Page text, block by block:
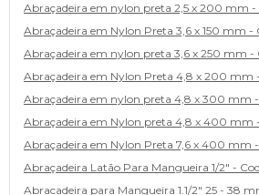
Abraçadeira em nylon preta 2,5 x 200 mm -
Abraçadeira em Nylon Preta 3,6 x 150 mm -
Abraçadeira em nylon preta 3,6 x 250 mm -
Abraçadeira em Nylon Preta 4,8 x 200 mm
Abraçadeira em nylon preta 4,8 x 300 mm -
Abraçadeira em Nylon preta 4,8 x 400 mm
Abraçadeira em Nylon Preta 7,6 x 400 mm
Abraçadeira Latão Para Mangueira 1/2" -
Abracadeira para Mangueira 1.1/2" 25 - 38